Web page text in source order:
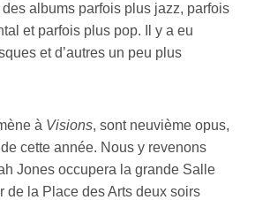
albums parfois plus jazz, parfois
et parfois plus pop. Il y a eu
et d’autres un peu plus
à Visions, sont neuvième opus,
cette année. Nous y revenons
Jones occupera la grande Salle
de la Place des Arts deux soirs